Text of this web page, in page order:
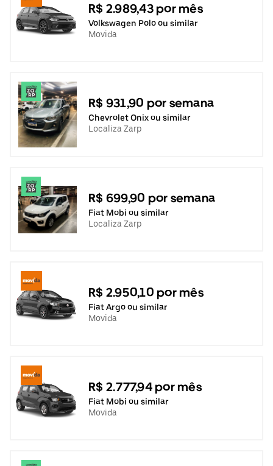
R$ 2.989,43 por mês
Volkswagen Polo ou similar
Movida
R$ 931,90 por semana
Chevrolet Onix ou similar
Localiza Zarp
R$ 699,90 por semana
Fiat Mobi ou similar
Localiza Zarp
R$ 2.950,10 por mês
Fiat Argo ou similar
Movida
R$ 2.777,94 por mês
Fiat Mobi ou similar
Movida